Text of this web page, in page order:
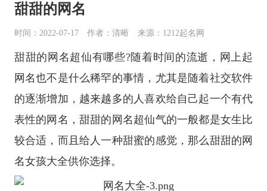
甜甜的网名
时间：2022-07-17 作者：清晰 来源：1212起名网
甜甜的网名超仙有哪些?随着时间的流逝，网上起
网名也不是什么稀罕的事情，尤其是随着社交软件
的逐渐增加，越来越多的人喜欢给自己起一个有代
表性的网名，甜甜的网名超仙气的一般都是女生比
较合适，而且给人一种甜蜜的感觉，那么甜甜的网
名女孩大全供你选择。